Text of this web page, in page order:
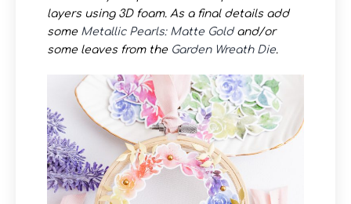
layers using 3D foam. As a final details add
some Metallic Pearls: Matte Goldand/or
some leaves from the Garden Wreath Die.